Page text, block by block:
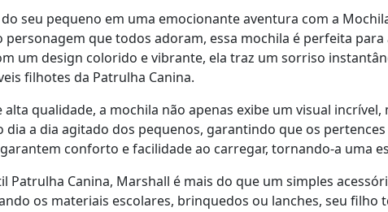
seu pequeno em uma emocionante aventura com a
que todos adoram, essa mochila é perfeita
um design colorido e vibrante, ela traz um sorriso
filhotes da Patrulha Canina.
alta qualidade, a mochila não apenas exibe um visual
a dia agitado dos pequenos, garantindo que os
conforto e facilidade ao carregar, tornando-a uma
Patrulha Canina, Marshall é mais do que um simples
os materiais escolares, brinquedos ou lanches, seu